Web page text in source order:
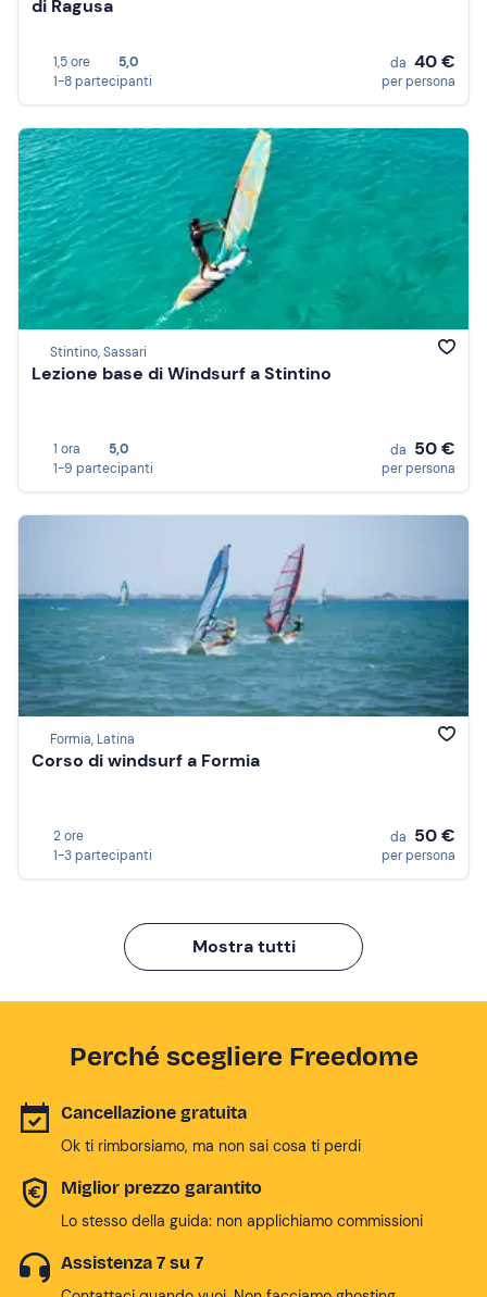
di Ragusa
1,5 ore
5,0
1-8 partecipanti
da 40 €
per persona
Stintino, Sassari
Lezione base di Windsurf a Stintino
1 ora
5,0
1-9 partecipanti
da 50 €
per persona
Formia, Latina
Corso di windsurf a Formia
2 ore
1-3 partecipanti
da 50 €
per persona
Mostra tutti
Perché scegliere Freedome
Cancellazione gratuita
Ok ti rimborsiamo, ma non sai cosa ti perdi
Miglior prezzo garantito
Lo stesso della guida: non applichiamo commissioni
Assistenza 7 su 7